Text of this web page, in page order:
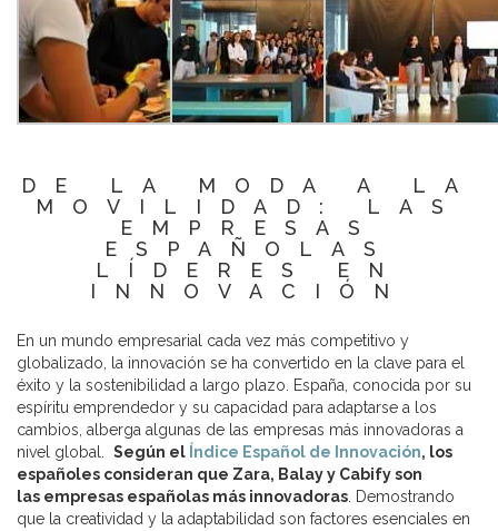
DE LA MODA A LA
MOVILIDAD: LAS
EMPRESAS
ESPAÑOLAS
LÍDERES EN
INNOVACIÓN
En un mundo empresarial cada vez más competitivo y
globalizado, la innovación se ha convertido en la clave para el
éxito y la sostenibilidad a largo plazo. España, conocida por su
espíritu emprendedor y su capacidad para adaptarse a los
cambios, alberga algunas de las empresas más innovadoras a
nivel global. Según el Índice Español de Innovación, los
españoles consideran que Zara, Balay y Cabify son
las empresas españolas más innovadoras . Demostrando
que la creatividad y la adaptabilidad son factores esenciales en